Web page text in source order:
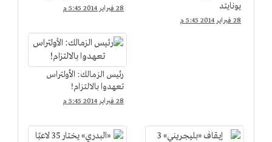
يونايتد
28 فبراير 2014 5:45 م
28 فبراير 2014 5:45 م
رئيس الزمالك: الأولتراس
تعهدوا بالالتزام!
28 فبراير 2014 5:45 م